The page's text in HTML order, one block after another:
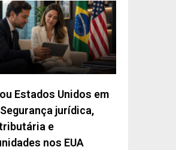
Estados Unidos em
jurídica,
e
nos EUA